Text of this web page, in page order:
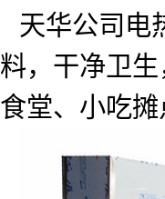
天华公司电
料，干净卫
食堂、小吃